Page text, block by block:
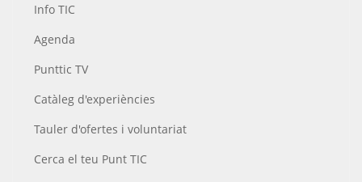
Info TIC
Agenda
Punttic TV
Catàleg d'experiències
Tauler d'ofertes i voluntariat
Cerca el teu Punt TIC